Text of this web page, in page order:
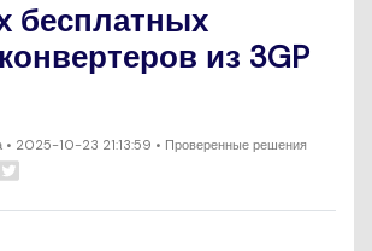
бесплатных
из 3GP
• 2025-10-23 21:13:59 • Проверенные решения